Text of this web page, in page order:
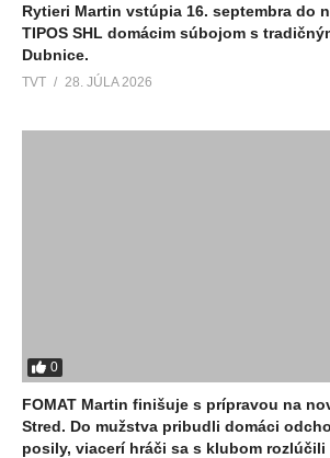
Rytieri Martin vstúpia 16. septembra do
TIPOS SHL domácim súbojom s
Dubnice.
TVT 28. JÚLA 2026
0
FOMAT Martin finišuje s prípravou na
Stred. Do mužstva pribudli domáci
posily, viacerí hráči sa s klubom rozlúčili